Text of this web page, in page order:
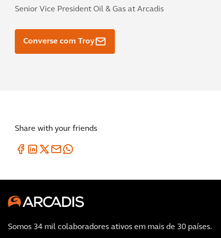
Senior Vice President Oil & Gas at Arcadis
Converse com Troy
Share with your friends
Somos 34 mil colaboradores ativos em mais de 30 países.